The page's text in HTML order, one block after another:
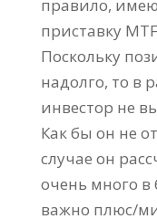
правило,
приставку
Поскольку
надолго, то в
инвестор не
Как бы он не
случае он
очень много в
важно плюс/